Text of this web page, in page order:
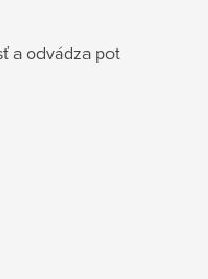
a odvádza pot